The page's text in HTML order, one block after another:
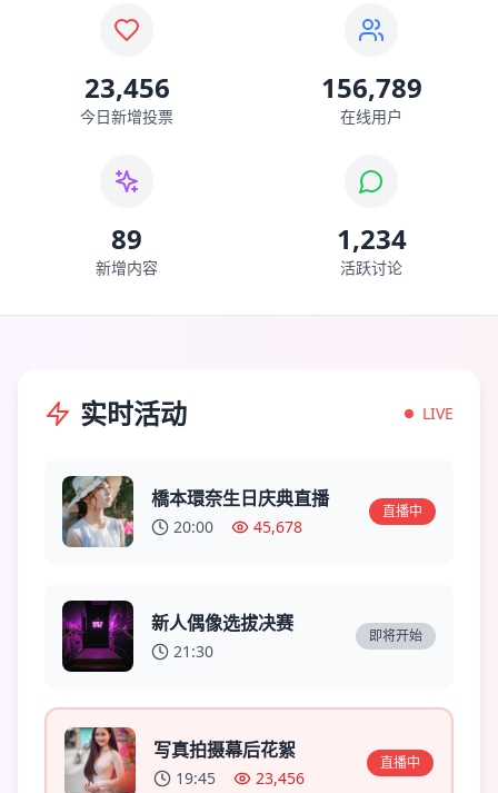
23,456
今日新增投票
156,789
在线用户
89
新增内容
1,234
活跃讨论
实时活动 LIVE
橋本環奈生日庆典直播
20:00 45,678
直播中
新人偶像选拔决赛
21:30
即将开始
写真拍摄幕后花絮
19:45 23,456
直播中